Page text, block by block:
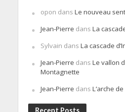
opon dans Le nouveau
Jean-Pierre dans La
Sylvain dans La cascade
Jean-Pierre dans Le vallon
Montagnette
Jean-Pierre dans L’arche
Recent Posts